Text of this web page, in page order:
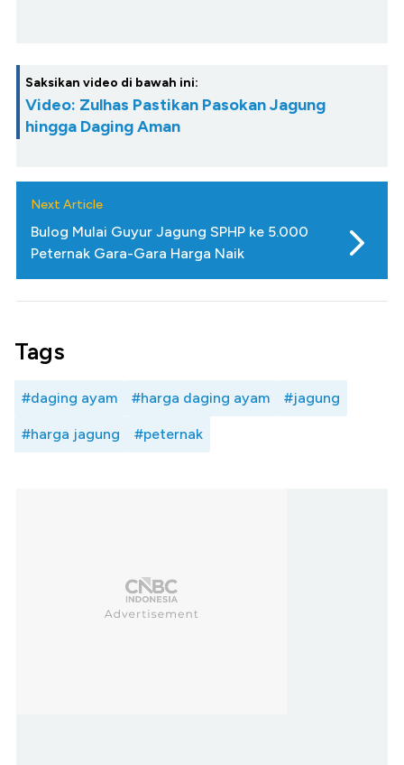
Saksikan video di bawah ini:
Video: Zulhas Pastikan Pasokan Jagung
hingga Daging Aman
Next Article
Bulog Mulai Guyur Jagung SPHP ke 5.000
Peternak Gara-Gara Harga Naik
Tags
#daging ayam #harga daging ayam #jagung
#harga jagung #peternak